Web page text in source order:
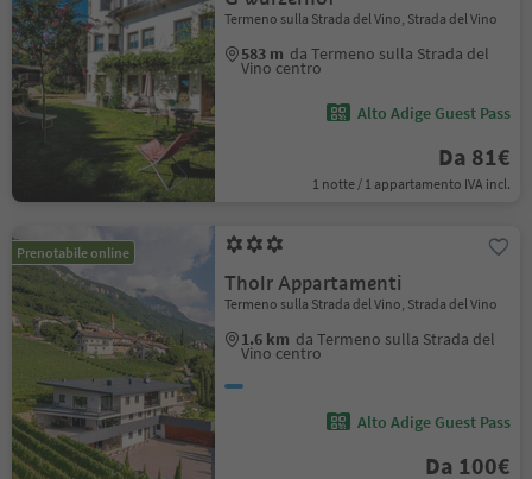
Termeno sulla Strada del Vino, Strada del Vino
583 m da Termeno sulla Strada del
Vino centro
Alto Adige Guest Pass
Da 81€
1 notte / 1 appartamento IVA incl.
Prenotabile online
Tholr Appartamenti
Termeno sulla Strada del Vino, Strada del Vino
1.6 km da Termeno sulla Strada del
Vino centro
Alto Adige Guest Pass
Da 100€